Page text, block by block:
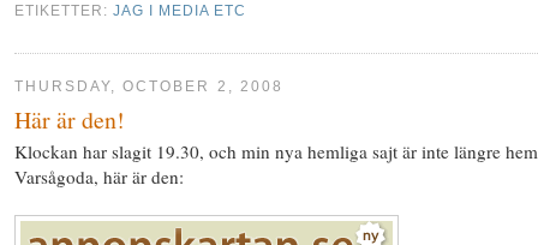
ETIKETTER:JAG I MEDIA ETC
THURSDAY, OCTOBER 2, 2008
Här är den!
Klockan har slagit 19.30, och min nya hemliga sajt är inte längre
Varsågoda, här är den: